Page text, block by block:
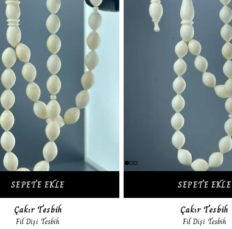
SEPETE EKLE
Çakır Tesbih
Fil Dişi Tesbih
SEPETE EKLE
Çakır Tesbih
Fil Dişi Tesbih